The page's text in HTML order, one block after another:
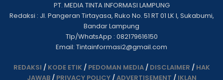
PT. MEDIA TINTA INFORMASI LAMPUNG
Redaksi : Jl. Pangeran Tirtayasa, Ruko No. 51 RT 01 LK I, Sukabumi,
Bandar Lampung
Tlp/WhatsApp : 082179616150
Email: Tintainformasi2@gmail.com
REDAKSI / KODE ETIK / PEDOMAN MEDIA/ DISCLAIMER / HAK
JAWAB/ PRIVACY POLICY/ADVERTISEMENT / IKLAN